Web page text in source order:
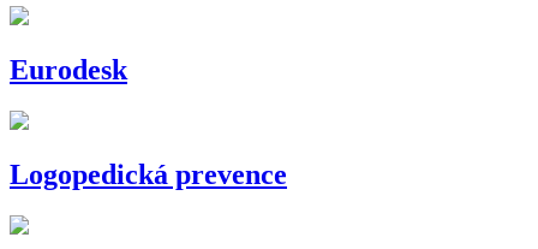
Eurodesk
Logopedická prevence